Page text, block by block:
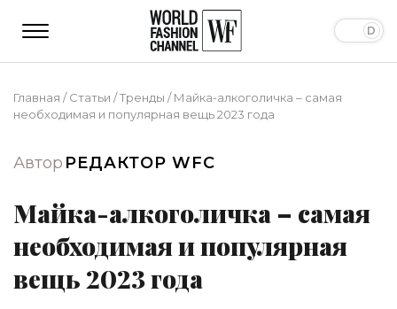
Главная /Статьи /Тренды /Майка-алкоголичка – самая
необходимая и популярная вещь 2023 года
Автор РЕДАКТОР WFC
Майка-алкоголичка – самая
необходимая и популярная
вещь 2023 года